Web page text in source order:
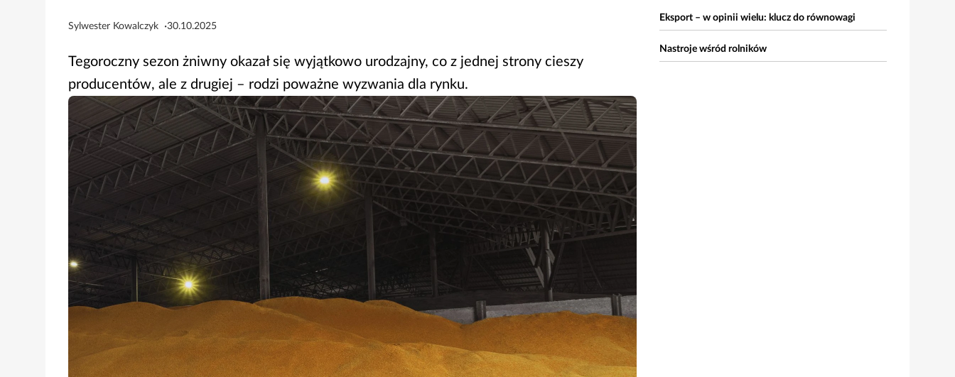
Sylwester Kowalczyk 30.10.2025
Eksport – w opinii wielu: klucz do równowagi
Nastroje wśród rolników
Tegoroczny sezon żniwny okazał się wyjątkowo urodzajny, co z jednej strony cieszy
producentów, ale z drugiej – rodzi poważne wyzwania dla rynku.